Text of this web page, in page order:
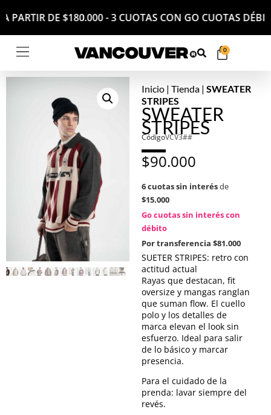
DE $180.000 - 3 CUOTAS CON GO CUOTAS
0
Inicio| Tienda| SWEATER
STRIPES
SWEATER
STRIPES
CódigoVCV3##
$90.000
6 cuotas sin interésde
$15.000
Go cuotas sin interés con
débito
Por transferencia $81.000
SUETER STRIPES: retro con
actitud actual
Rayas que destacan, fit
oversize y mangas ranglan
que suman flow. El cuello
polo y los detalles de
marca elevan el look sin
esfuerzo. Ideal para salir
de lo básico y marcar
presencia.
Para el cuidado de la
prenda: lavar siempre del
revés.